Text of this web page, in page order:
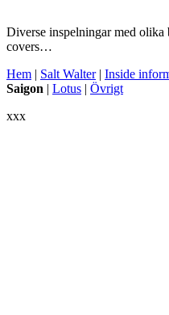
Diverse inspelningar med olika
covers…
Hem | Salt Walter| Inside
Saigon | Lotus | Övrigt
xxx